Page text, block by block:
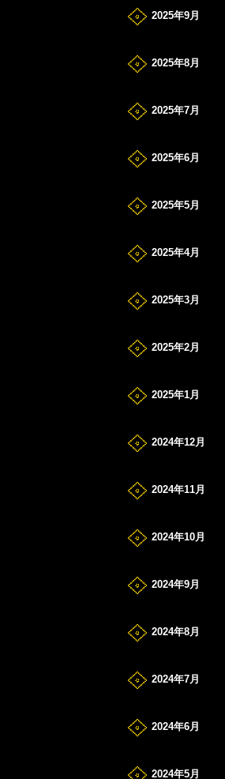
2025年9月
2025年8月
2025年7月
2025年6月
2025年5月
2025年4月
2025年3月
2025年2月
2025年1月
2024年12月
2024年11月
2024年10月
2024年9月
2024年8月
2024年7月
2024年6月
2024年5月